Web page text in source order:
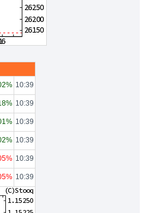
10:39
10:39
10:39
10:39
10:39
10:39